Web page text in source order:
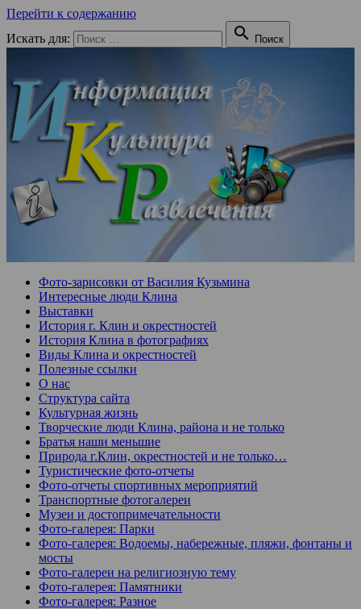
Перейти к содержанию
Искать для:
 Поиск
Фото-зарисовки от Василия Кузьмина
Интересные люди Клина
Выставки
История г. Клин и окрестностей
История Клина в фотографиях
Виды Клина и окрестностей
Полезные ссылки
О нас
Структура сайта
Культурная жизнь
Творческие люди Клина, района и не только
Братья наши меньшие
Природа г.Клин, окрестностей и не только…
Туристические фото-отчеты
Фото-отчеты спортивных мероприятий
Транспортные фотогалереи
Музеи и достопримечательности
Фото-галерея: Парки
Фото-галерея: Водоемы, набережные, пляжи, фонтаны и
мосты
Фото-галереи на религиозную тему
Фото-галерея: Памятники
Фото-галерея: Разное